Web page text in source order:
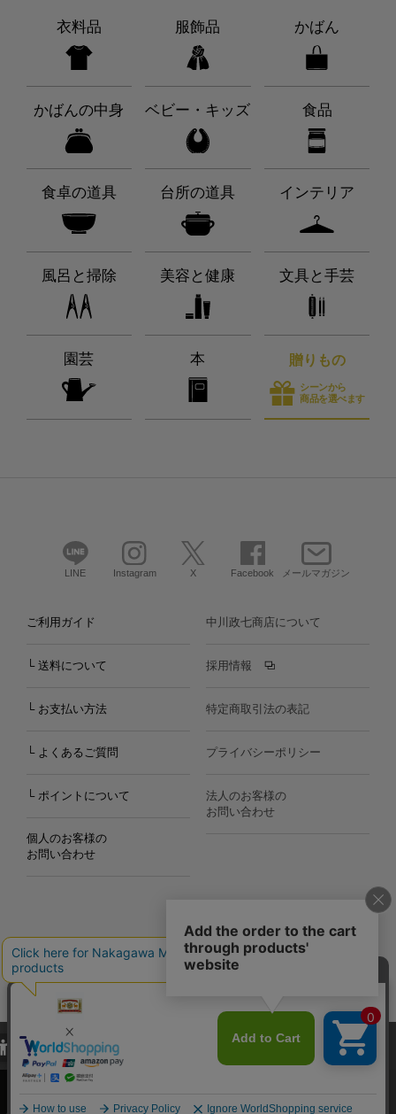
衣料品 服飾品 かばん
かばんの中身 ベビー・キッズ 食品
食卓の道具 台所の道具 インテリア
風呂と掃除 美容と健康 文具と手芸
園芸 本 贈りもの
シーンから
商品を選べます
LINE Instagram X Facebook メールマガジン
ご利用ガイド
└ 送料について
└ お支払い方法
└ よくあるご質問
└ ポイントについて
個人のお客様の
お問い合わせ
中川政七商店について
採用情報
特定商取引法の表記
プライバシーポリシー
法人のお客様の
お問い合わせ
Copyright©2000
Nakagawa Masashichi Shoten All Rights Reserved.
当サイトでは、当サイト内における閲覧履歴・属性情報などの取得およ
び利便性向上のためにクッキー（Cookie）を使用いたします。詳細に
関しては「プライバシーポリシー
承諾する